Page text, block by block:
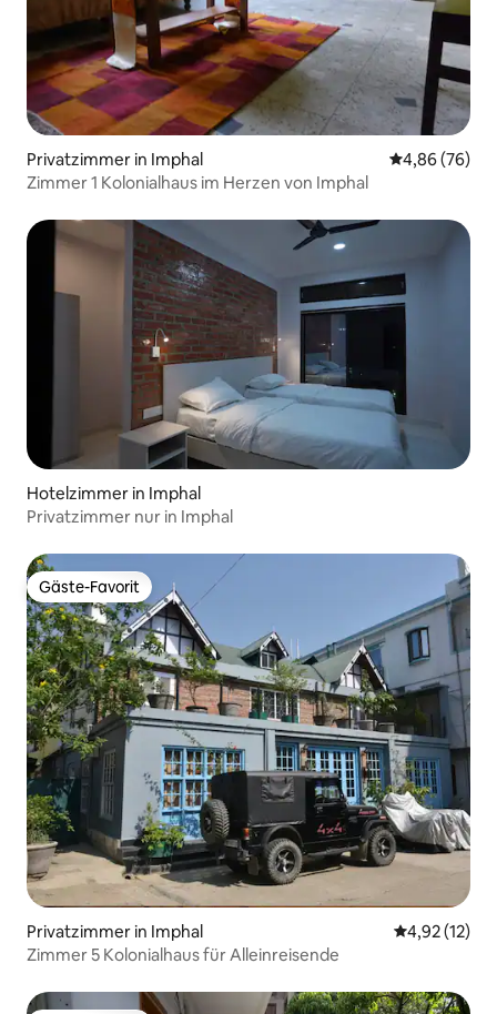
Privatzimmer in Imphal
4,86 (76)
Zimmer 1 Kolonialhaus im Herzen von Imphal
Hotelzimmer in Imphal
Privatzimmer nur in Imphal
Gäste-Favorit
Gäste-Favorit
Privatzimmer in Imphal
4,92 (12)
Zimmer 5 Kolonialhaus für Alleinreisende